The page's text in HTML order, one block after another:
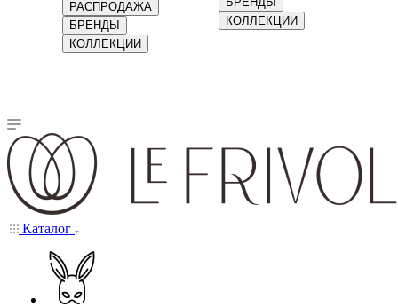
РАСПРОДАЖА
БРЕНДЫ
КОЛЛЕКЦИИ
КОЛЛЕКЦИИ
Каталог